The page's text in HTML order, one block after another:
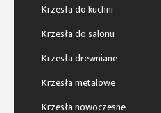
Krzesła do kuchni
Krzesła do salonu
Krzesła drewniane
Krzesła metalowe
Krzesła nowoczesne